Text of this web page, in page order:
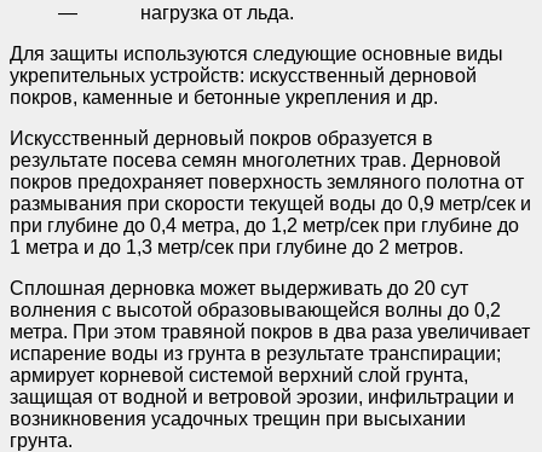
— нагрузка от льда.
Для защиты используются следующие основные виды
укрепительных устройств: искусственный дерновой
покров, каменные и бетонные укрепления и др.
Искусственный дерновый покров образуется в
результате посева семян многолетних трав. Дерновой
покров предохраняет поверхность земляного полотна от
размывания при скорости текущей воды до 0,9 метр/сек и
при глубине до 0,4 метра, до 1,2 метр/сек при глубине до
1 метра и до 1,3 метр/сек при глубине до 2 метров.
Сплошная дерновка может выдерживать до 20 сут
волнения с высотой образовывающейся волны до 0,2
метра. При этом травяной покров в два раза увеличивает
испарение воды из грунта в результате транспирации;
армирует корневой системой верхний слой грунта,
защищая от водной и ветровой эрозии, инфильтрации и
возникновения усадочных трещин при высыхании
грунта.